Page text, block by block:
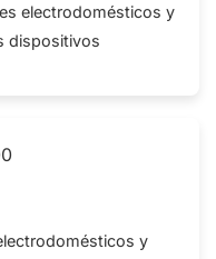
electrodomésticos y
dispositivos
y